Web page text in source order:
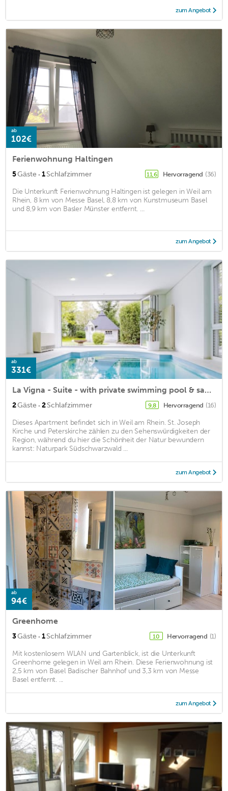
zum Angebot
ab
102€
Ferienwohnung Haltingen
5Gäste · 1Schlafzimmer 11,6 Hervorragend (36)
Die Unterkunft Ferienwohnung Haltingen ist gelegen in Weil am
Rhein, 8 km von Messe Basel, 8,8 km von Kunstmuseum Basel
und 8,9 km von Basler Münster entfernt. ...
zum Angebot
ab
331€
La Vigna - Suite - with private swimming pool & sauna
2Gäste · 2Schlafzimmer 9,8 Hervorragend (16)
Dieses Apartment befindet sich in Weil am Rhein. St. Joseph
Kirche und Peterskirche zählen zu den Sehenswürdigkeiten der
Region, während du hier die Schönheit der Natur bewundern
kannst: Naturpark Südschwarzwald ...
zum Angebot
ab
94€
Greenhome
3Gäste · 1Schlafzimmer 10 Hervorragend (1)
Mit kostenlosem WLAN und Gartenblick, ist die Unterkunft
Greenhome gelegen in Weil am Rhein. Diese Ferienwohnung ist
2,5 km von Basel Badischer Bahnhof und 3,3 km von Messe
Basel entfernt. ...
zum Angebot